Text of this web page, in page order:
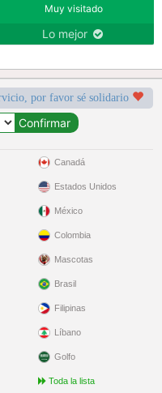
Muy visitado
Lo mejor
por favor sé solidario
Canadá
Estados Unidos
México
Colombia
Mascotas
Brasil
Filipinas
Líbano
Golfo
Toda la lista